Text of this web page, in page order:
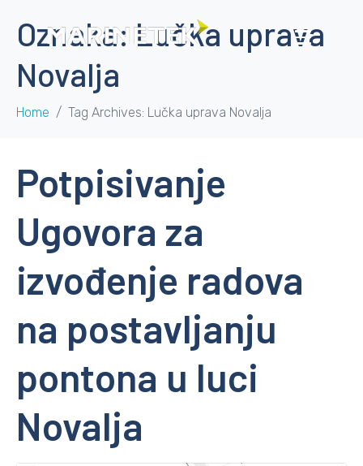
Oznaka:Lučka uprava
Novalja
Home Tag Archives: Lučka uprava Novalja
Potpisivanje
Ugovora za
izvođenje radova
na postavljanju
pontona u luci
Novalja